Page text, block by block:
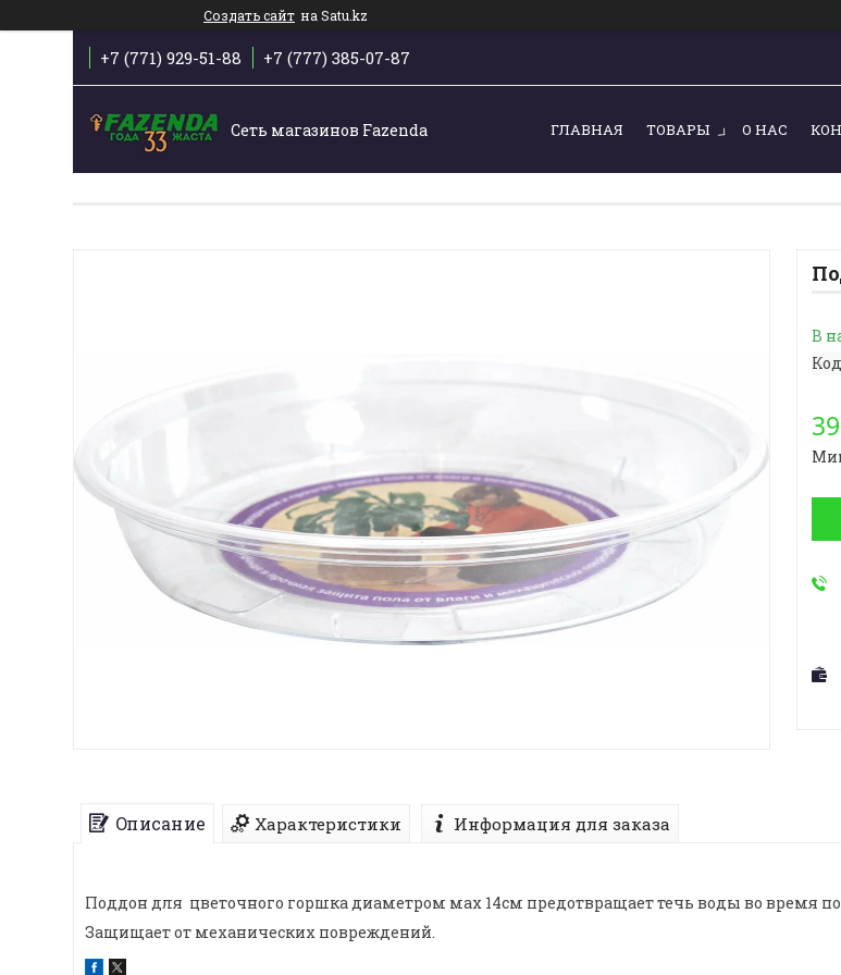
Создать сайт на Satu.kz
+7 (771) 929-51-88 +7 (777) 385-07-87
Сеть магазинов Fazenda ГЛАВНАЯ ТОВАРЫ О НАС
В
Описание Характеристики Информация для заказа
Поддон для цветочного горшка диаметром мах 14см предотвращает течь воды во время
Защищает от механических повреждений.